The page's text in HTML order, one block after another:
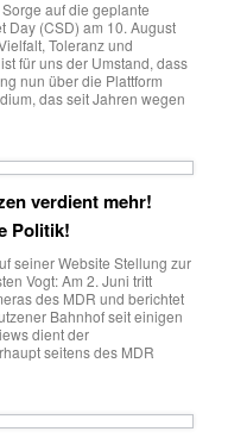
auf die geplante
Day (CSD) am 10. August
Toleranz und
für uns der Umstand, dass
nun über die Plattform
das seit Jahren wegen
verdient mehr!
Politik!
seiner Website Stellung zur
Vogt: Am 2. Juni tritt
des MDR und berichtet
Bahnhof seit einigen
dient der
seitens des MDR